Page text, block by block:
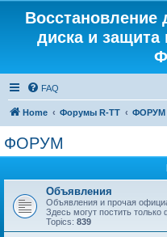
Восстановление
диска и
FAQ
Home Форумы R-TT ФОРУМ
ФОРУМ
Объявления
Объявления и прочая
Здесь могут постить
Topics: 839